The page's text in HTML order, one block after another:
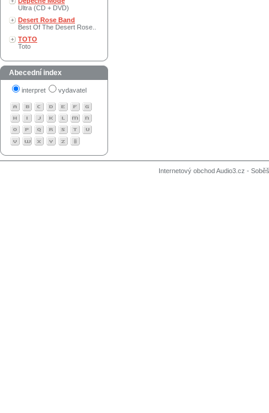
Ultra (CD + DVD)
Desert Rose Band
Best Of The Desert Rose..
TOTO
Toto
Abecední index
interpret vydavatel
Internetový obchod Audio3.cz -